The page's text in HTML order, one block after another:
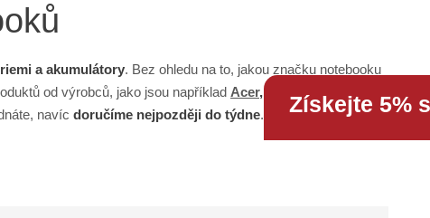
a akumulátory. Bez ohledu na to, jakou značku notebooku
od výrobců, jako jsou například Acer, Dell
navíc doručíme nejpozději do týdne. Prodlužte životnost
Získejte 5%